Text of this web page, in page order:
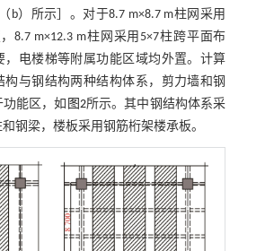
b）所示］。对于8.7 m×8.7 m柱网采用
8.7 m×12.3 m柱网采用5×7柱跨平面布
，电楼梯等附属功能区域均外置。计算
构与钢结构两种结构体系，剪力墙和钢
能区，如 图2所示。其中钢结构体系采
钢梁，楼板采用钢筋桁架楼承板。